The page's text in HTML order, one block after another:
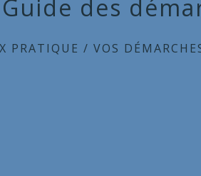
Guide des
PRATIQUE /VOS